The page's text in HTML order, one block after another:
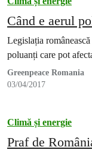
Când e aerul
Legislația
poluanți care pot
Greenpeace Romania
03/04/2017
Climă și energie
Praf de